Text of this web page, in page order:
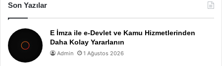
Son Yazılar
E İmza ile e-Devlet ve Kamu Hizmetlerinden
Daha Kolay Yararlanın
Admin 1 Ağustos 2026